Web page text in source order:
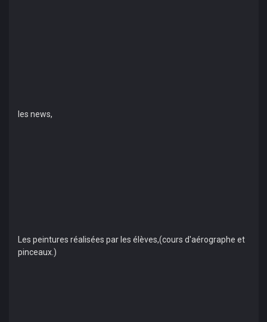
les news,
Les peintures réalisées par les élèves,(cours d'aérographe et
pinceaux.)